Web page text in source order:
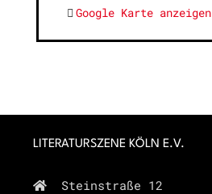
Google Karte anzeigen
LITERATURSZENE KÖLN E.V.
Steinstraße 12